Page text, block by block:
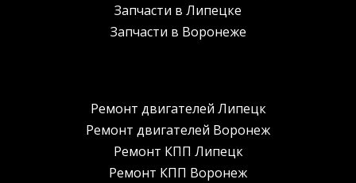
Запчасти в Липецке
Запчасти в Воронеже
Ремонт двигателей Липецк
Ремонт двигателей Воронеж
Ремонт КПП Липецк
Ремонт КПП Воронеж